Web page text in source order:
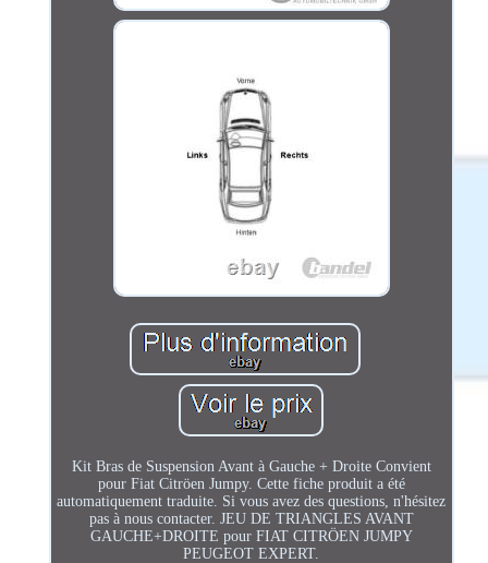
Kit Bras de Suspension Avant à Gauche + Droite Convient
pour Fiat Citröen Jumpy. Cette fiche produit a été
automatiquement traduite. Si vous avez des questions, n'hésitez
pas à nous contacter. JEU DE TRIANGLES AVANT
GAUCHE+DROITE pour FIAT CITRÖEN JUMPY
PEUGEOT EXPERT.